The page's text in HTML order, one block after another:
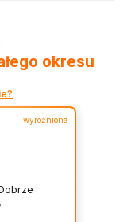
okresu
wyróżniona